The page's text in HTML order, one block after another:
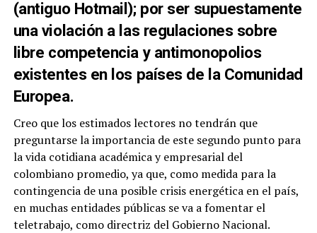
(antiguo Hotmail); por ser supuestamente
una violación a las regulaciones sobre
libre competencia y antimonopolios
existentes en los países de la Comunidad
Europea.
Creo que los estimados lectores no tendrán que
preguntarse la importancia de este segundo punto para
la vida cotidiana académica y empresarial del
colombiano promedio, ya que, como medida para la
contingencia de una posible crisis energética en el país,
en muchas entidades públicas se va a fomentar el
teletrabajo, como directriz del Gobierno Nacional.